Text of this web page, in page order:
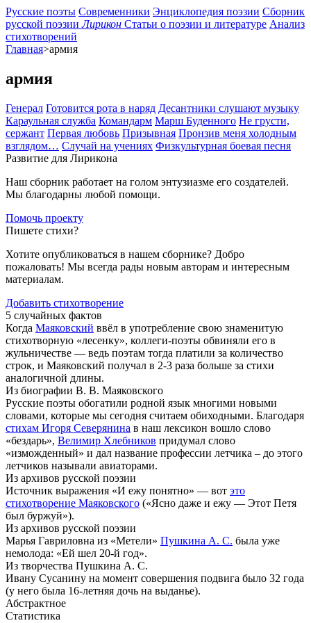
Русские поэты Современники Энциклопедия поэзии Сборник
русской поэзии Лирикон Статьи о поэзии и литературе Анализ
стихотворений
Главная>армия
армия
Генерал Готовится рота в наряд Десантники слушают музыку
Караульная служба Командарм Марш Буденного Не грусти,
сержант Первая любовь Призывная Пронзив меня холодным
взглядом… Случай на учениях Физкультурная боевая песня
Развитие для Лирикона
Наш сборник работает на голом энтузиазме его создателей.
Мы благодарны любой помощи.
Помочь проекту
Пишете стихи?
Хотите опубликоваться в нашем сборнике? Добро
пожаловать! Мы всегда рады новым авторам и интересным
материалам.
Добавить стихотворение
5 случайных фактов
Когда Маяковский ввёл в употребление свою знаменитую
стихотворную «лесенку», коллеги-поэты обвиняли его в
жульничестве — ведь поэтам тогда платили за количество
строк, и Маяковский получал в 2-3 раза больше за стихи
аналогичной длины.
Из биографии В. В. Маяковского
Русские поэты обогатили родной язык многими новыми
словами, которые мы сегодня считаем обиходными. Благодаря
стихам Игоря Северянина в наш лексикон вошло слово
«бездарь», Велимир Хлебников придумал слово
«изможденный» и дал название профессии летчика – до этого
летчиков называли авиаторами.
Из архивов русской поэзии
Источник выражения «И ежу понятно» — вот это
стихотворение Маяковского («Ясно даже и ежу — Этот Петя
был буржуй»).
Из архивов русской поэзии
Марья Гавриловна из «Метели» Пушкина А. С. была уже
немолода: «Ей шел 20-й год».
Из творчества Пушкина А. С.
Ивану Сусанину на момент совершения подвига было 32 года
(у него была 16-летняя дочь на выданье).
Абстрактное
Статистика